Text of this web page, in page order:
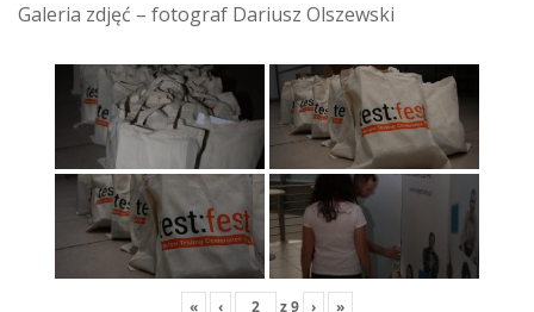
Galeria zdjęć – fotograf Dariusz Olszewski
« ‹ z9 › »